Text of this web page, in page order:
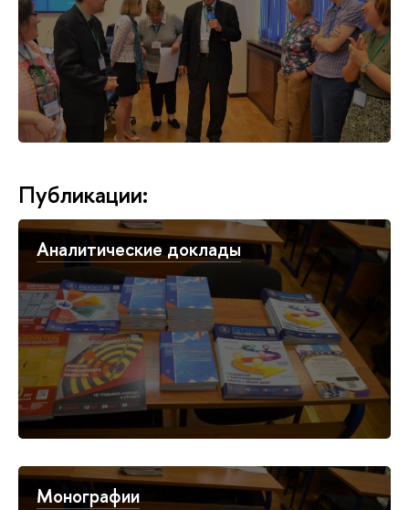
Публикации:
Аналитические доклады
Монографии